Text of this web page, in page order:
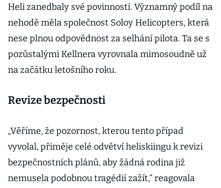
Heli zanedbaly své povinnosti. Významný podíl na
nehodě měla společnost Soloy Helicopters, která
nese plnou odpovědnost za selhání pilota. Ta se s
pozůstalými Kellnera vyrovnala mimosoudně už
na začátku letošního roku.
Revize bezpečnosti
„Věříme, že pozornost, kterou tento případ
vyvolal, přiměje celé odvětví heliskiingu k revizi
bezpečnostních plánů, aby žádná rodina již
nemusela podobnou tragédií zažít,“ reagovala